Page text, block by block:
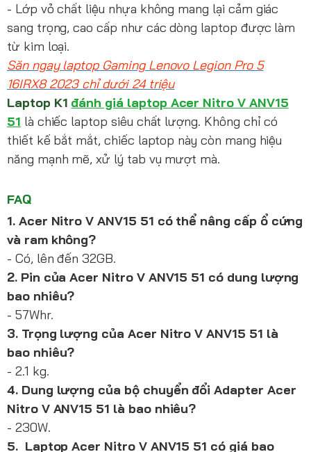
- Lớp vỏ chất liệu nhựa không mang lại cảm giác
sang trọng, cao cấp như các dòng laptop được làm
từ kim loại.
Săn ngay laptop Gaming Lenovo Legion Pro 5
16IRX8 2023 chỉ dưới 24 triệu
Laptop K1 đánh giá laptop Acer Nitro V ANV15
51 là chiếc laptop siêu chất lượng. Không chỉ có
thiết kế bắt mắt, chiếc laptop này còn mang hiệu
năng mạnh mẽ, xử lý tab vụ mượt mà.
FAQ
1. Acer Nitro V ANV15 51 có thể nâng cấp ổ cứng
và ram không?
- Có, lên đến 32GB.
2. Pin của Acer Nitro V ANV15 51 có dung lượng
bao nhiêu?
- 57Whr.
3. Trọng lượng của Acer Nitro V ANV15 51 là
bao nhiêu?
- 2.1 kg.
4. Dung lượng của bộ chuyển đổi Adapter Acer
Nitro V ANV15 51 là bao nhiêu?
- 230W.
5. Laptop Acer Nitro V ANV15 51 có giá bao